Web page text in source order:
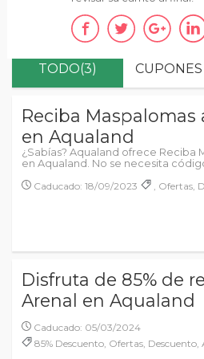
TODO(3)
Reciba
en Aqualand
¿Sabías? Aqualand ofrece Reciba
en Aqualand. No se necesita
Caducado: 18/09/2023
, Ofertas,
Disfruta de 85% de
Arenal en Aqualand
Caducado: 05/03/2024
85% Descuento, Ofertas, Descuento,